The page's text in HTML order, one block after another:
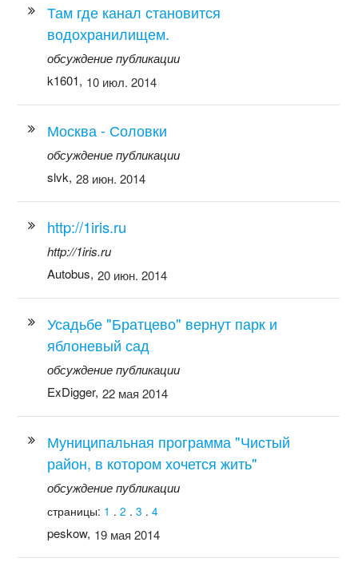
Там где канал становится
водохранилищем.
обсуждение публикации
k1601, 10 июл. 2014
Москва - Соловки
обсуждение публикации
slvk, 28 июн. 2014
http://1iris.ru
http://1iris.ru
Autobus, 20 июн. 2014
Усадьбе "Братцево" вернут парк и
яблоневый сад
обсуждение публикации
ExDigger, 22 мая 2014
Муниципальная программа "Чистый
район, в котором хочется жить"
обсуждение публикации
страницы: 1 .2 .3 .4
peskow, 19 мая 2014